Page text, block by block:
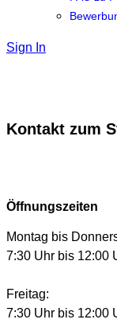
Sign In
Kontakt zum
Öffnungszeiten
Montag bis
7:30 Uhr bis 12:00
Freitag:
7:30 Uhr bis 12:00